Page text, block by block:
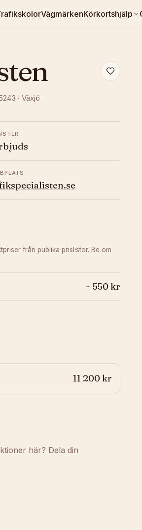
VägmärkenKörkortshjälp
· Växjö
från publika prislistor. Be om
~ 550 kr
11 200 kr
här? Dela din